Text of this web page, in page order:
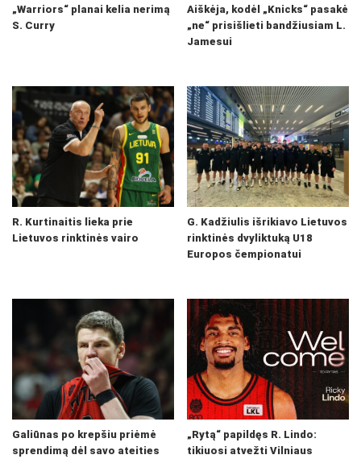
„Warriors“ planai kelia nerimą
S. Curry
Aiškėja, kodėl „Knicks“ pasakė
„ne“ prisišlieti bandžiusiam L.
Jamesui
R. Kurtinaitis lieka prie
Lietuvos rinktinės vairo
G. Kadžiulis išrikiavo Lietuvos
rinktinės dvyliktuką U18
Europos čempionatui
Galiūnas po krepšiu priėmė
sprendimą dėl savo ateities
„Rytą“ papildęs R. Lindo:
tikiuosi atvežti Vilniaus